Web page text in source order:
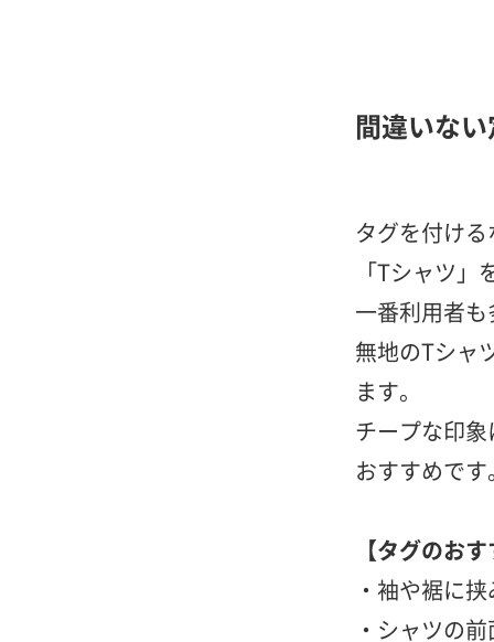
間違いな
タグを付ける
「Tシャツ」
一番利用者も
無地のTシャ
ます。
チープな印
おすすめです
【タグのお
・袖や裾に
・シャツの